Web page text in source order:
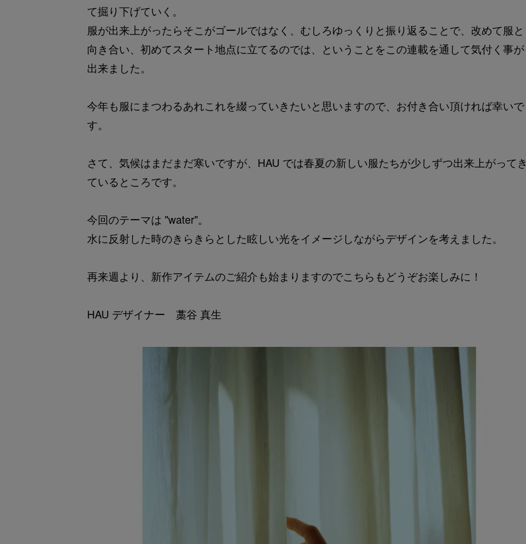
て掘り下げていく。
服が出来上がったらそこがゴールではなく、むしろゆっくりと振り返ることで、改めて服と
向き合い、初めてスタート地点に立てるのでは、ということをこの連載を通して気付く事が
出来ました。
今年も服にまつわるあれこれを綴っていきたいと思いますので、お付き合い頂ければ幸いで
す。
さて、気候はまだまだ寒いですが、HAU では春夏の新しい服たちが少しずつ出来上がってき
ているところです。
今回のテーマは "water"。
水に反射した時のきらきらとした眩しい光をイメージしながらデザインを考えました。
再来週より、新作アイテムのご紹介も始まりますのでこちらもどうぞお楽しみに！
HAU デザイナー 藁谷 真生